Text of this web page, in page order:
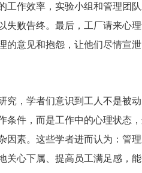
工作效率，实验小组和管理团
失败告终。最后，工厂请来心
的意见和抱怨，让他们尽情宣
究，学者们意识到工人不是被
条件，而是工作中的心理状态
因素。这些学者进而认为：管
关心下属、提高员工满足感，